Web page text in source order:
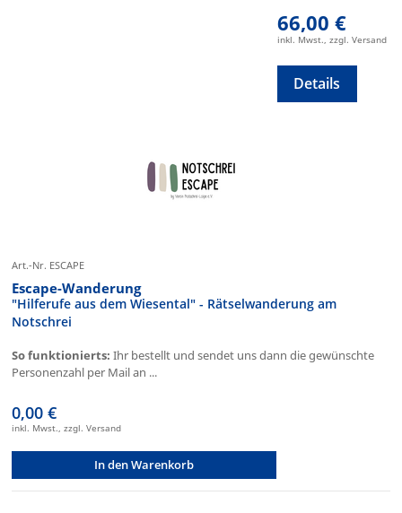
66,00 €
inkl. Mwst., zzgl. Versand
Details
Art.-Nr. ESCAPE
Escape-Wanderung
"Hilferufe aus dem Wiesental" - Rätselwanderung am
Notschrei
So funktionierts: Ihr bestellt und sendet uns dann die gewünschte
Personenzahl per Mail an ...
0,00 €
inkl. Mwst., zzgl. Versand
In den Warenkorb